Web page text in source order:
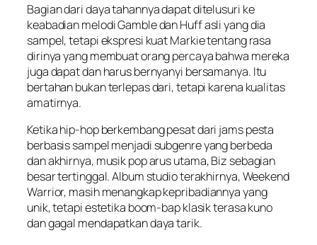
Bagian dari daya tahannya dapat ditelusuri ke
keabadian melodi Gamble dan Huff asli yang dia
sampel, tetapi ekspresi kuat Markie tentang rasa
dirinya yang membuat orang percaya bahwa mereka
juga dapat dan harus bernyanyi bersamanya. Itu
bertahan bukan terlepas dari, tetapi karena kualitas
amatirnya.
Ketika hip-hop berkembang pesat dari jams pesta
berbasis sampel menjadi subgenre yang berbeda
dan akhirnya, musik pop arus utama, Biz sebagian
besar tertinggal. Album studio terakhirnya, Weekend
Warrior, masih menangkap kepribadiannya yang
unik, tetapi estetika boom-bap klasik terasa kuno
dan gagal mendapatkan daya tarik.